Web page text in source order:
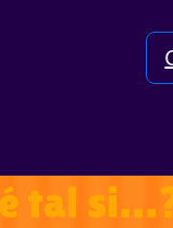
tal